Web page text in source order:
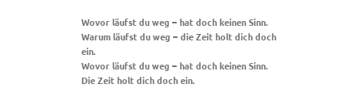
Wovor läufst du weg – hat doch keinen Sinn.
Warum läufst du weg – die Zeit holt dich doch
ein.
Wovor läufst du weg – hat doch keinen Sinn.
Die Zeit holt dich doch ein.